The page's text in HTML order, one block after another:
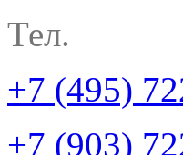
Тел.
+7 (495)
+7 (903)